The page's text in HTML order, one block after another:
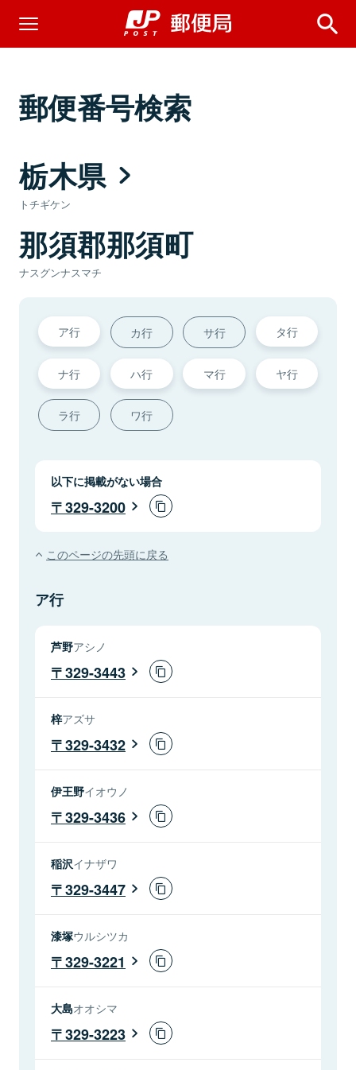
郵便番号検索
栃木県
トチギケン
那須郡那須町
ナスグンナスマチ
ア行 カ行 サ行 タ行
ナ行 ハ行 マ行 ヤ行
ラ行 ワ行
以下に掲載がない場合
329-3200
このページの先頭に戻る
ア行
芦野アシノ
329-3443
梓アズサ
329-3432
伊王野イオウノ
329-3436
稲沢イナザワ
329-3447
漆塚ウルシツカ
329-3221
大島オオシマ
329-3223